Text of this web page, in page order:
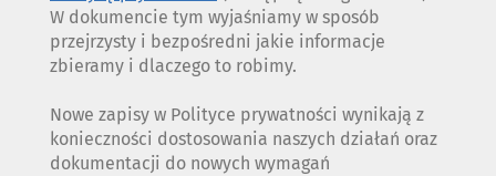
W dokumencie tym wyjaśniamy w sposób
przejrzysty i bezpośredni jakie informacje
zbieramy i dlaczego to robimy.
Nowe zapisy w Polityce prywatności wynikają z
konieczności dostosowania naszych działań oraz
dokumentacji do nowych wymagań